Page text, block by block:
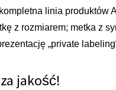
linia
z rozmiarem; metka z
„private
jakość!